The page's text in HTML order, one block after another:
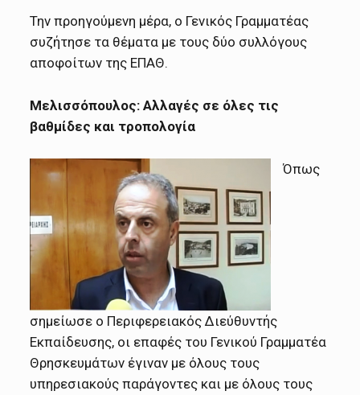
Την προηγούμενη μέρα, ο Γενικός Γραμματέας
συζήτησε τα θέματα με τους δύο συλλόγους
αποφοίτων της ΕΠΑΘ.
Μελισσόπουλος: Αλλαγές σε όλες τις
βαθμίδες και τροπολογία
Όπως
σημείωσε ο Περιφερειακός Διεύθυντής
Εκπαίδευσης, οι επαφές του Γενικού Γραμματέα
Θρησκευμάτων έγιναν με όλους τους
υπηρεσιακούς παράγοντες και με όλους τους